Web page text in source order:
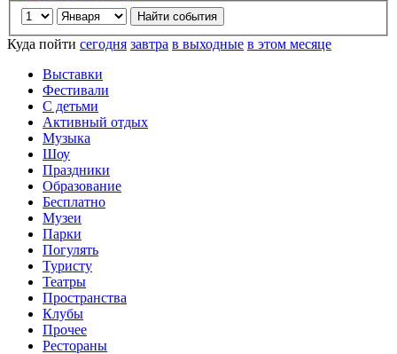
Куда пойти сегодня завтра в выходные в этом месяце
Выставки
Фестивали
С детьми
Активный отдых
Музыка
Шоу
Праздники
Образование
Бесплатно
Музеи
Парки
Погулять
Туристу
Театры
Пространства
Клубы
Прочее
Рестораны